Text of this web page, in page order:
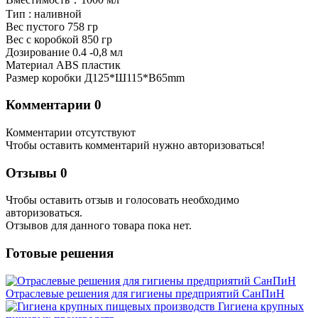
Тип : наливной
Вес пустого 758 гр
Вес с коробкой 850 гр
Дозирование 0.4 -0,8 мл
Материал ABS пластик
Размер коробки Д125*Ш115*В65mm
Комментарии 0
Комментарии отсутствуют
Чтобы оставить комментарий нужно авторизоваться!
Отзывы 0
Чтобы оcтавить отзыв и голосовать необходимо
авторизоваться.
Отзывов для данного товара пока нет.
Готовые решения
Отраслевые решения для гигиены предприятий СанПиН
Гигиена крупных